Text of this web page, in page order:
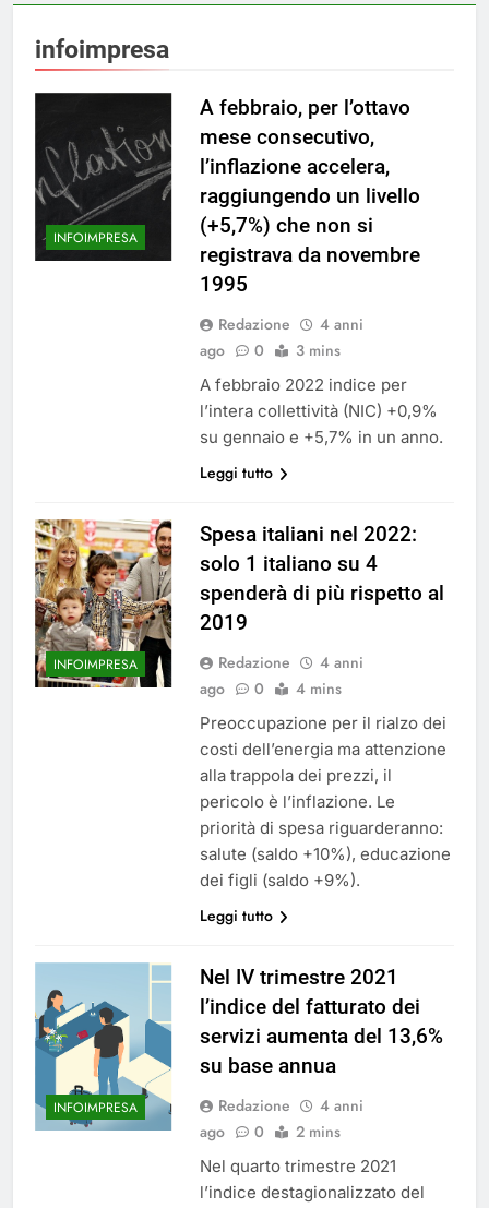
infoimpresa
INFOIMPRESA
A febbraio, per l’ottavo
mese consecutivo,
l’inflazione accelera,
raggiungendo un livello
(+5,7%) che non si
registrava da novembre
1995
Redazione
4 anni
ago
0 3 mins
A febbraio 2022 indice per
l’intera collettività (NIC) +0,9%
su gennaio e +5,7% in un anno.
Leggi tutto
INFOIMPRESA
Spesa italiani nel 2022:
solo 1 italiano su 4
spenderà di più rispetto al
2019
Redazione
4 anni
ago
0 4 mins
Preoccupazione per il rialzo dei
costi dell’energia ma attenzione
alla trappola dei prezzi, il
pericolo è l’inflazione. Le
priorità di spesa riguarderanno:
salute (saldo +10%), educazione
dei figli (saldo +9%).
Leggi tutto
INFOIMPRESA
Nel IV trimestre 2021
l’indice del fatturato dei
servizi aumenta del 13,6%
su base annua
Redazione
4 anni
ago
0 2 mins
Nel quarto trimestre 2021
l’indice destagionalizzato del